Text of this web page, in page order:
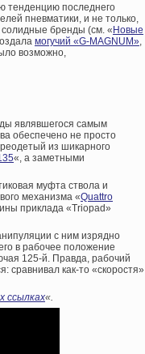
тенденцию последнего
пневматики, и не только,
бренды (см. «Новые
могучий «G-MAGNUM»
возможно,
являвшегося самым
обеспечено не просто
из шикарного
«, а заметными
муфта ствола и
механизма «Quattro
приклада «Triopad»
с ним изрядно
в рабочее положение
125-й. Правда, рабочий
сравнивал как-то «скоростя»
ссылках«.